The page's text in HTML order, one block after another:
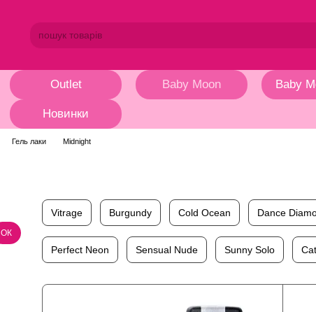
Outlet Baby Moon Baby
Новинки
Гель лаки Midnight
Vitrage Burgundy Cold Ocean Dance
Perfect Neon Sensual Nude Sunny Solo
ОК